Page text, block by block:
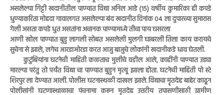
असलेल्या गिट्टी खदानीतील पाण्यात विद्या अनिल आडे (15) वर्षीय कुमारिका ही कपडे
धुण्याकरिता मोहदा गावालगत असलेल्या बंद खदानीत दिनांक 04 ला दुपारच्या सुमारास
गेली असता कपडे धुत असतांना अचानक पाण्यामध्ये तीचा पाय घसरला
आणी खोल पाण्यात बुडु लागली सोबत असलेली मुलगी घाबरली तिला काय करायचे
सुचेना से झाले, लगेच आरडाओरडा करत आजु बाजुचे लोकांनी खदानीकडे धाव घेतली.
कुटुंबियांना घटनेची माहिती कळताच मुलीचे वडील आले, काहींनी पाण्यात उड्या
मारल्या परंतु तो पर्यंत विद्या चा पाण्यात बुडुन मृत्यू झाला होता. घटनेची माहिती पो स्टे
शिरपुर ला देण्यात आली. पोलीस घटनास्थळी दाखल झाले. विद्याचा मॄतदेह बाहेर काढून
पोलीसांनी घटणास्थाळाचा पंचनामा करून मृतदेह उत्तरीय तपासणीसाठी ग्रामीण